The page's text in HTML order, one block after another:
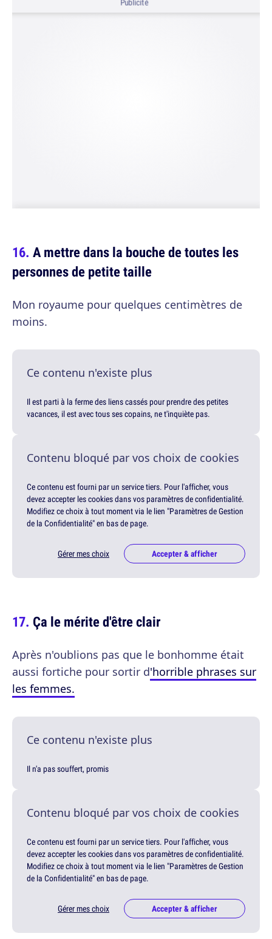
Publicité
A mettre dans la bouche de toutes les
personnes de petite taille
Mon royaume pour quelques centimètres de
moins.
Ce contenu n'existe plus
Il est parti à la ferme des liens cassés pour prendre des petites
vacances, il est avec tous ses copains, ne t'inquiète pas.
Contenu bloqué par vos choix de cookies
Ce contenu est fourni par un service tiers. Pour l'afficher, vous
devez accepter les cookies dans vos paramètres de confidentialité.
Modifiez ce choix à tout moment via le lien "Paramètres de Gestion
de la Confidentialité" en bas de page.
Gérer mes choix Accepter & afficher
Ça le mérite d'être clair
Après n'oublions pas que le bonhomme était
aussi fortiche pour sortir d'horrible phrases sur
les femmes.
Ce contenu n'existe plus
Il n'a pas souffert, promis
Contenu bloqué par vos choix de cookies
Ce contenu est fourni par un service tiers. Pour l'afficher, vous
devez accepter les cookies dans vos paramètres de confidentialité.
Modifiez ce choix à tout moment via le lien "Paramètres de Gestion
de la Confidentialité" en bas de page.
Gérer mes choix Accepter & afficher